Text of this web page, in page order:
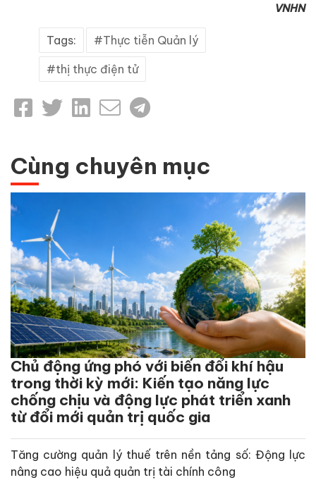
VNHN
Tags: Thực tiễn Quản lý
thị thực điện tử
Cùng chuyên mục
Chủ động ứng phó với biến đổi khí hậu
trong thời kỳ mới: Kiến tạo năng lực
chống chịu và động lực phát triển xanh
từ đổi mới quản trị quốc gia
Tăng cường quản lý thuế trên nền tảng số: Động lực
nâng cao hiệu quả quản trị tài chính công